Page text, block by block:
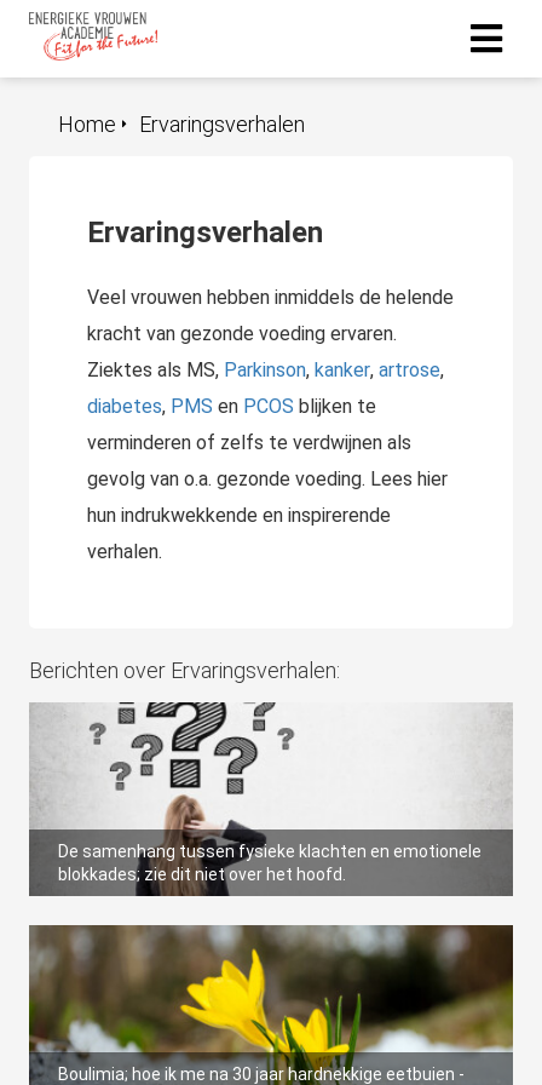
Ervaringsverhalen
Home
Ervaringsverhalen
Veel vrouwen hebben inmiddels de helende
kracht van gezonde voeding ervaren.
Ziektes als MS, Parkinson, kanker, artrose,
diabetes, PMS en PCOS blijken te
verminderen of zelfs te verdwijnen als
gevolg van o.a. gezonde voeding. Lees hier
hun indrukwekkende en inspirerende
verhalen.
Berichten over Ervaringsverhalen:
De samenhang tussen fysieke klachten en emotionele
blokkades; zie dit niet over het hoofd.
Boulimia; hoe ik me na 30 jaar hardnekkige eetbuien -